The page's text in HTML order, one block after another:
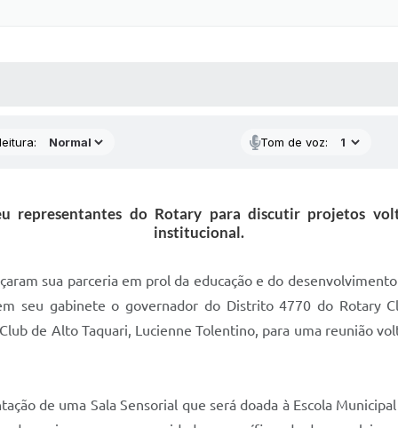
Tom de voz:
representantes do Rotary para discutir projetos
institucional.
sua parceria em prol da educação e do
seu gabinete o governador do Distrito 4770 do Rotary
de Alto Taquari, Lucienne Tolentino, para uma reunião
de uma Sala Sensorial que será doada à Escola